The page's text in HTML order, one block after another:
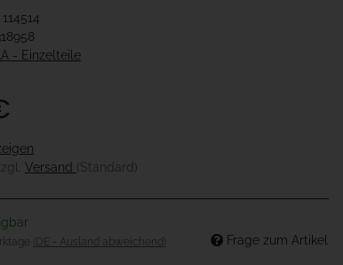
114514
- Einzelteile
Versand (Standard)
(DE - Ausland abweichend) Frage zum Artikel